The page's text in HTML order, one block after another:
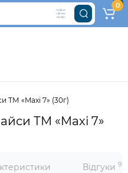
0
ТМ «Maxi 7» (30г)
ТМ «Maxi 7»
Відгуки 9